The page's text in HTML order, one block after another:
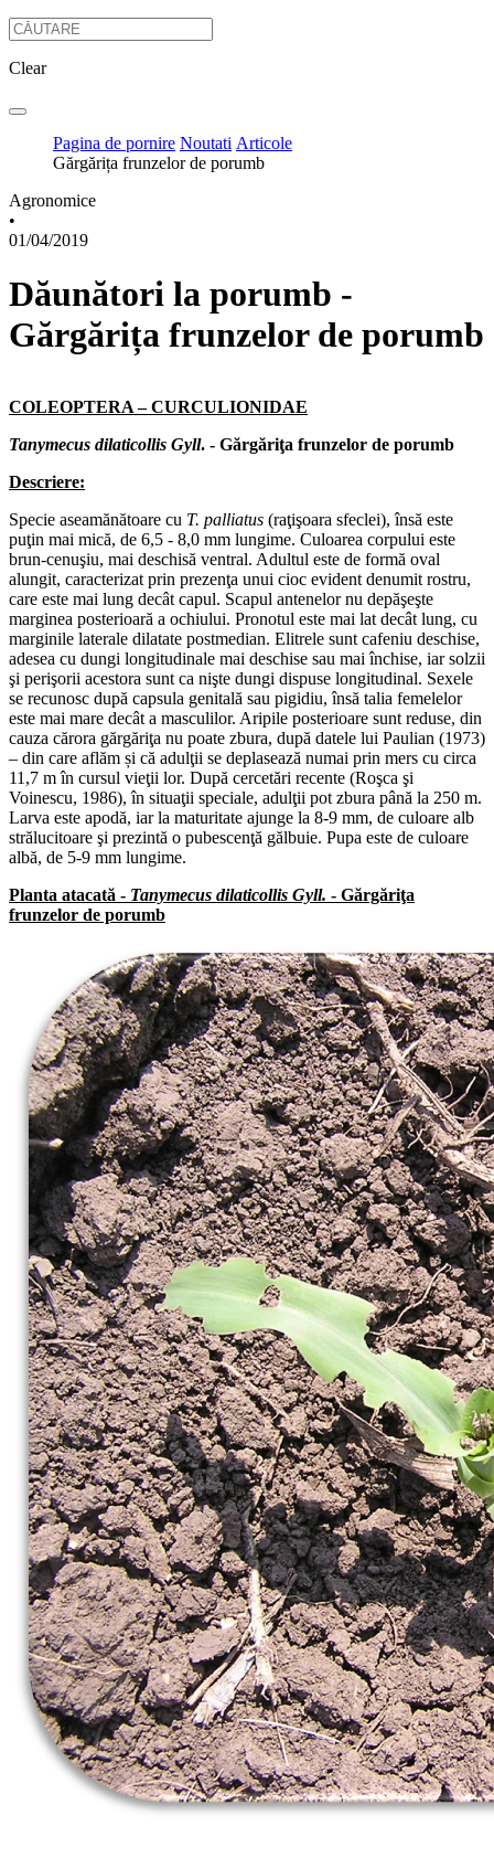
Clear
Pagina de pornire Noutati Articole
Gărgărița frunzelor de porumb
Agronomice
•
01/04/2019
Dăunători la porumb -
Gărgărița frunzelor de porumb
COLEOPTERA – CURCULIONIDAE
Tanymecus dilaticollis Gyll. - Gărgăriţa frunzelor de porumb
Descriere:
Specie aseamănătoare cu T. palliatus (raţişoara sfeclei), însă este
puţin mai mică, de 6,5 - 8,0 mm lungime. Culoarea corpului este
brun-cenuşiu, mai deschisă ventral. Adultul este de formă oval
alungit, caracterizat prin prezenţa unui cioc evident denumit rostru,
care este mai lung decât capul. Scapul antenelor nu depăşeşte
marginea posterioară a ochiului. Pronotul este mai lat decât lung, cu
marginile laterale dilatate post­median. Elitrele sunt cafeniu deschise,
adesea cu dungi longitudinale mai deschise sau mai închise, iar solzii
şi perişorii acestora sunt ca nişte dungi dispuse longitudinal. Sexele
se recunosc după capsula genitală sau pigidiu, însă talia femelelor
este mai mare decât a masculilor. Aripile posterioare sunt reduse, din
cauza cărora gărgăriţa nu poate zbura, după datele lui Paulian (1973)
– din care aflăm și că adulţii se deplasează numai prin mers cu circa
11,7 m în cursul vieţii lor. După cercetări recente (Roşca şi
Voinescu, 1986), în situaţii speciale, adulţii pot zbura până la 250 m.
Larva este apodă, iar la maturitate ajunge la 8-9 mm, de culoare alb
strălucitoare şi prezintă o pubescenţă gălbuie. Pupa este de culoare
albă, de 5-9 mm lungime.
Planta atacată - Tanymecus dilaticollis Gyll. - Gărgăriţa
frunzelor de porumb